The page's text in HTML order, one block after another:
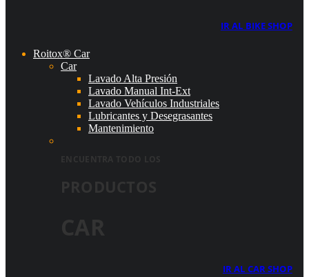
IR AL BIKE SHOP
Roitox® Car
Car
Lavado Alta Presión
Lavado Manual Int-Ext
Lavado Vehículos Industriales
Lubricantes y Desegrasantes
Mantenimiento
IR AL CAR SHOP